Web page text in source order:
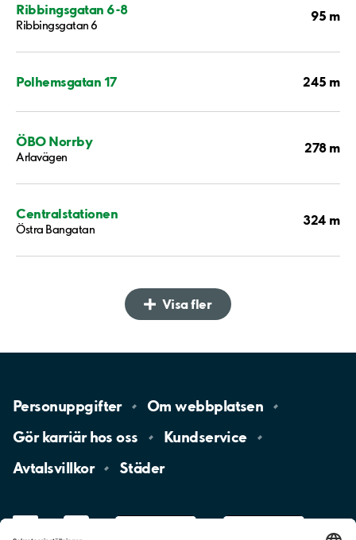
Ribbingsgatan 6-8
Ribbingsgatan 6
95 m
Polhemsgatan 17 245 m
ÖBO Norrby
Arlavägen
278 m
Centralstationen
Östra Bangatan
324 m
Visa fler
Personuppgifter Omwebbplatsen
Gör karriär hososs
Kundservice
Avtalsvillkor
Städer